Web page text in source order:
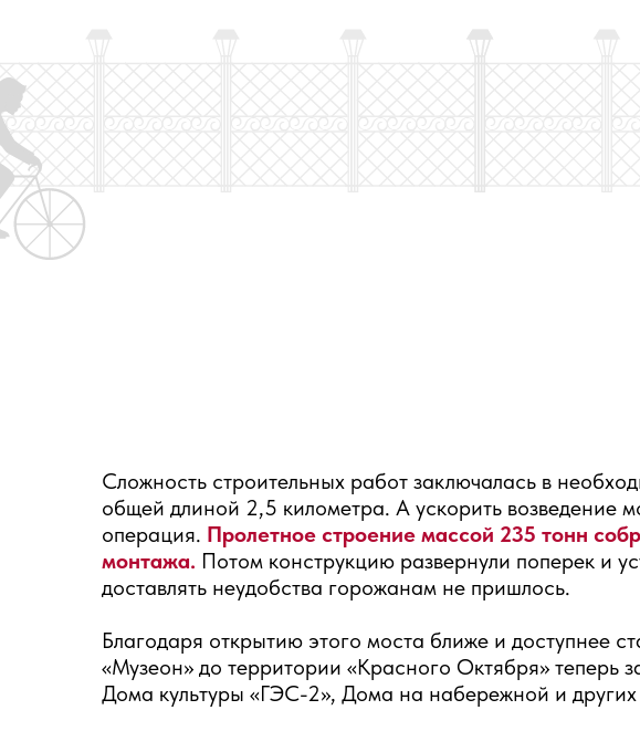
Сложность строительных работ заключалась в
общей длиной 2,5 километра. А ускорить возведение
операция. Пролетное строение массой 235 тонн
монтажа. Потом конструкцию развернули поперек и
доставлять неудобства горожанам не пришлось.
Благодаря открытию этого моста ближе и доступнее
«Музеон» до территории «Красного Октября» теперь
Дома культуры «ГЭС-2», Дома на набережной и других